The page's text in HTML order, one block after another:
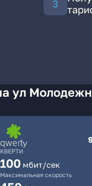
ул
КВЕРТИ
100 мбит/сек
Максимальная скорость